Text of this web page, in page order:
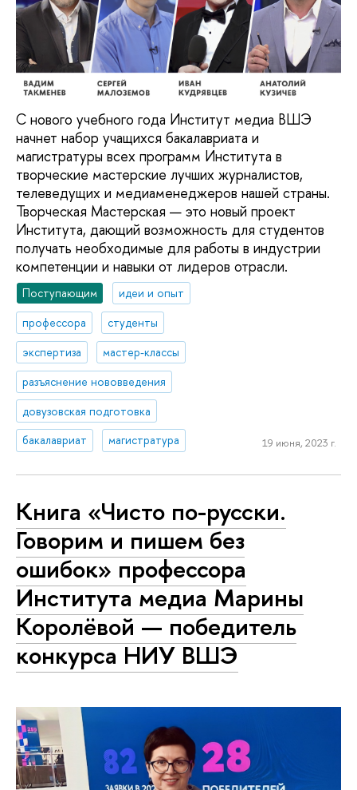
С нового учебного года Институт медиа ВШЭ
начнет набор учащихся бакалавриата и
магистратуры всех программ Института в
творческие мастерские лучших журналистов,
телеведущих и медиаменеджеров нашей страны.
Творческая Мастерская — это новый проект
Института, дающий возможность для студентов
получать необходимые для работы в индустрии
компетенции и навыки от лидеров отрасли.
Поступающим
идеи и опыт
профессора
студенты
экспертиза
мастер-классы
разъяснение нововведения
довузовская подготовка
бакалавриат
магистратура 19 июня, 2023 г.
Книга «Чисто по-русски.
Говорим и пишем без
ошибок» профессора
Института медиа Марины
Королёвой — победитель
конкурса НИУ ВШЭ